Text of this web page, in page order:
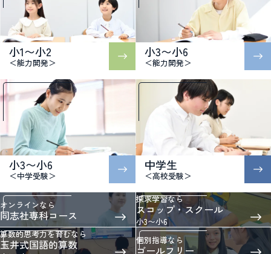
小1〜小2
＜能力開発＞
小3〜小6
＜能力開発＞
小3〜小6
＜中学受験＞
中学生
＜高校受験＞
オンラインなら
同志社専科コース
探求学習なら
スコップ・スクール
小3〜小6
算数的思考力を育むなら
玉井式国語的算数 個別指導なら
ゴールフリー